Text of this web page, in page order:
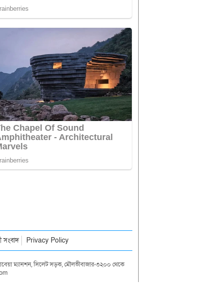
সংবাদ Privacy Policy
ম্যানশন, সিলেট সড়ক, মৌলভীবাজার-৩২০০ থেকে